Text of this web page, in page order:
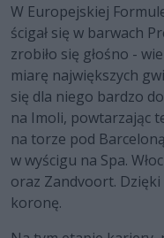
W Europejskiej
ścigał się w barwach
zrobiło się głośno -
miarę największych
się dla niego bardzo
na Imoli, powtarzając
na torze pod
w wyścigu na Spa.
oraz Zandvoort.
koronę.